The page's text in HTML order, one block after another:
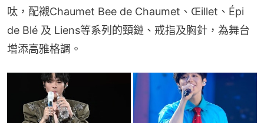
呔，配襯Chaumet Bee de Chaumet、Œillet、Épi
de Blé 及 Liens等系列的頸鏈、戒指及胸針，為舞台
增添高雅格調。